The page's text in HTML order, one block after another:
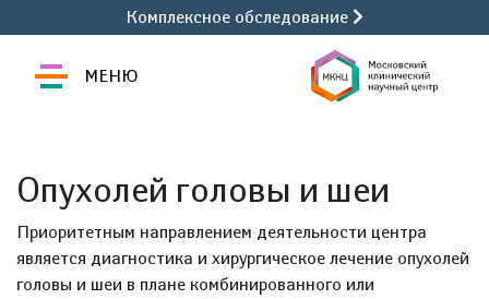
Комплексное обследование
МЕНЮ
Опухолей головы и шеи
Приоритетным направлением деятельности центра
является диагностика и хирургическое лечение опухолей
головы и шеи в плане комбинированного или